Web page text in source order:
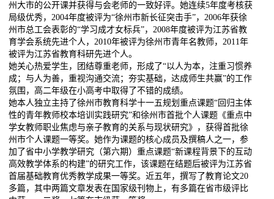
州大市的公开课并获得与会老师的一致好评。她连续5年度考核获
局级优秀，2004年度被评为“徐州市新长征突击手”，2006年获徐
州市总工会表彰的“学习成才女标兵”，2008年度被评为江苏省教
育学会系统先进个人，2010年被评为徐州市青年名教师，2011年
被评为江苏省教育科研先进个人。
她关心热爱学生，团结尊重老师，形成了“以人为本，注重习惯养
成；与人为善，重视沟通交流；夯实基础，达成师生共赢”的工作
氛围，高二年级在小高考中取得了不错的成绩。
她本人独立主持了徐州市教育科学十一五规划重点课题“回归主体
性的青年教师校本培训实践研究”和徐州市首批个人课题《重点中
学女教师职业焦虑与亲子教育的关系与现状研究》，获得首批徐
州市个人课题一等奖。她作为课题的核心成员及撰稿人之一，参
加了省中小学教学研究（第六期）重点课题“新课程背景下的互动
高效教学体系的构建”的研究工作，该课题在结题后被评为江苏省
首届基础教育优秀教学成果一等奖。近五年，撰写了教育论文20
多篇，其中两篇文章发表在国家级刊物上，有多篇在省市级评比